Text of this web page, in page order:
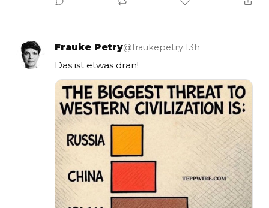
Frauke Petry@fraukepetry·13h
Das ist etwas dran!